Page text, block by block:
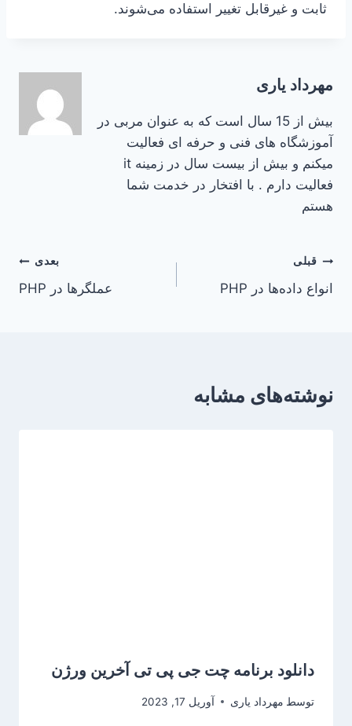
ثابت و غیرقابل تغییر استفاده می‌شوند.
مهرداد یاری
بیش از 15 سال است که به عنوان مربی در
آموزشگاه های فنی و حرفه ای فعالیت
میکنم و بیش از بیست سال در زمینه it
فعالیت دارم . با افتخار در خدمت شما
هستم
راهبری
نوشته
قبلی
انواع داده‌ها در PHP
بعدی
عملگرها در PHP
نوشته‌های مشابه
دانلود برنامه چت جی پی تی آخرین ورژن
توسط مهرداد یاری آوریل 17, 2023